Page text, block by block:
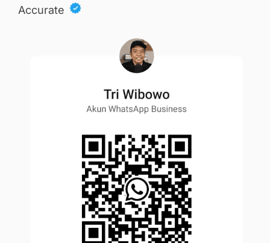
Accurate